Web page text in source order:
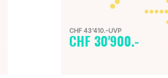
CHF 43'410.-UVP
CHF 30'900.-